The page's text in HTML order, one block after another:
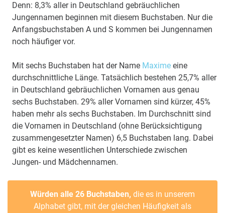
Denn: 8,3% aller in Deutschland gebräuchlichen
Jungennamen beginnen mit diesem Buchstaben. Nur die
Anfangsbuchstaben A und S kommen bei Jungennamen
noch häufiger vor.
Mit sechs Buchstaben hat der Name Maxime eine
durchschnittliche Länge. Tatsächlich bestehen 25,7% aller
in Deutschland gebräuchlichen Vornamen aus genau
sechs Buchstaben. 29% aller Vornamen sind kürzer, 45%
haben mehr als sechs Buchstaben. Im Durchschnitt sind
die Vornamen in Deutschland (ohne Berücksichtigung
zusammengesetzter Namen) 6,5 Buchstaben lang. Dabei
gibt es keine wesentlichen Unterschiede zwischen
Jungen- und Mädchennamen.
Würden alle 26 Buchstaben, die es in unserem
Alphabet gibt, mit der gleichen Häufigkeit als